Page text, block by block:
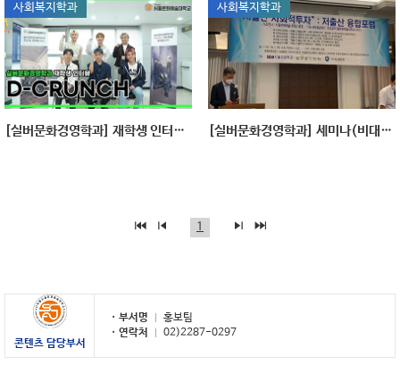
사회복지학과
[실버문화경영학과] 재학생 인터뷰 디크런치(D-CRUNCH)
사회복지학과
[실버문화경영학과] 세미나(비대면 ZOOM 방식) 개최
1
콘텐츠 담당부서
부서명
홍보팀
연락처
02)2287-0297